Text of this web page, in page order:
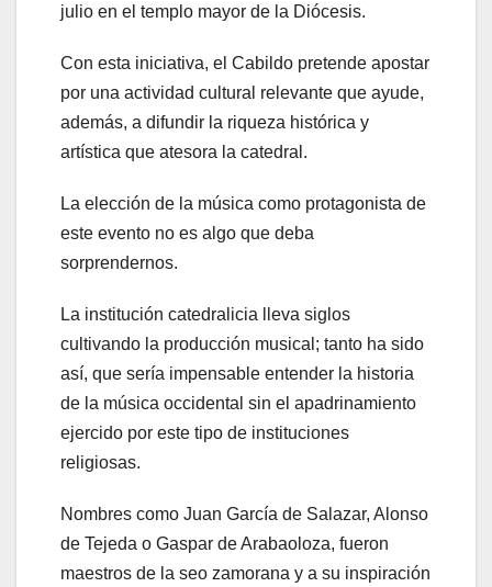
julio en el templo mayor de la Diócesis.
Con esta iniciativa, el Cabildo pretende apostar
por una actividad cultural relevante que ayude,
además, a difundir la riqueza histórica y
artística que atesora la catedral.
La elección de la música como protagonista de
este evento no es algo que deba
sorprendernos.
La institución catedralicia lleva siglos
cultivando la producción musical; tanto ha sido
así, que sería impensable entender la historia
de la música occidental sin el apadrinamiento
ejercido por este tipo de instituciones
religiosas.
Nombres como Juan García de Salazar, Alonso
de Tejeda o Gaspar de Arabaoloza, fueron
maestros de la seo zamorana y a su inspiración